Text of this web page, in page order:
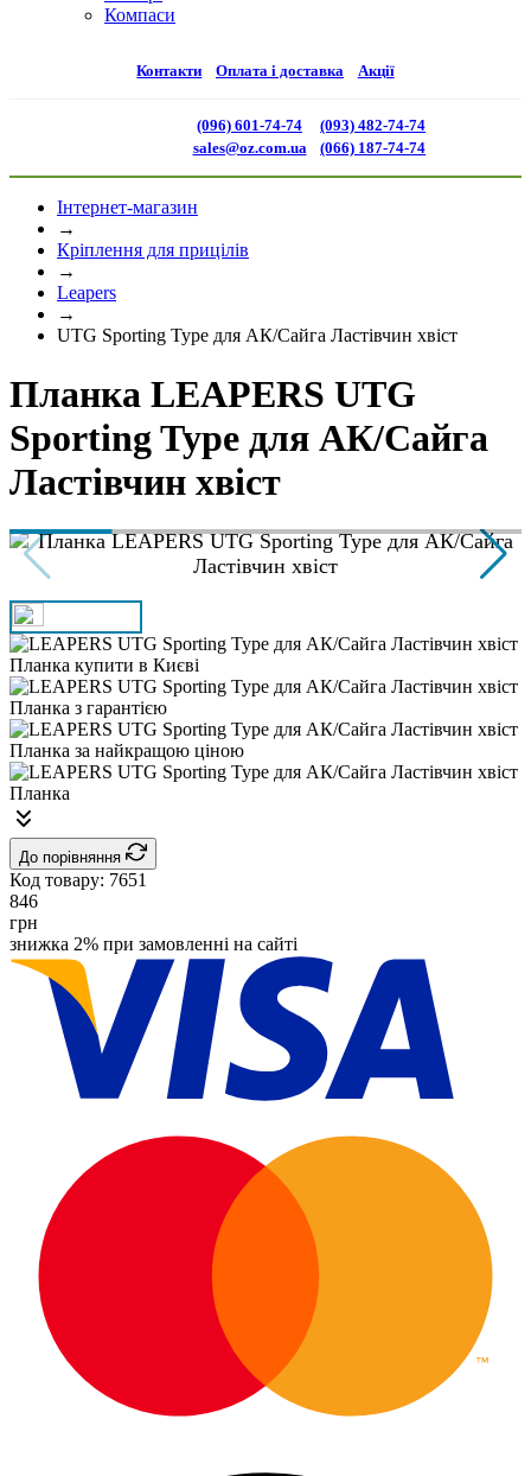
Компаси
Контакти Оплата і доставка Акції
(096) 601-74-74
sales@oz.com.ua
(093) 482-74-74
(066) 187-74-74
Інтернет-магазин
→
Кріплення для прицілів
→
Leapers
→
UTG Sporting Type для АК/Сайга Ластівчин хвіст
Планка LEAPERS UTG
Sporting Type для АК/Сайга
Ластівчин хвіст
До порівняння
Код товару: 7651
846
грн
знижка 2% при замовленні на сайті